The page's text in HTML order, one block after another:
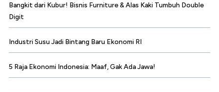
Bangkit dari Kubur! Bisnis Furniture & Alas Kaki Tumbuh Double
Digit
Industri Susu Jadi Bintang Baru Ekonomi RI
5 Raja Ekonomi Indonesia: Maaf, Gak Ada Jawa!